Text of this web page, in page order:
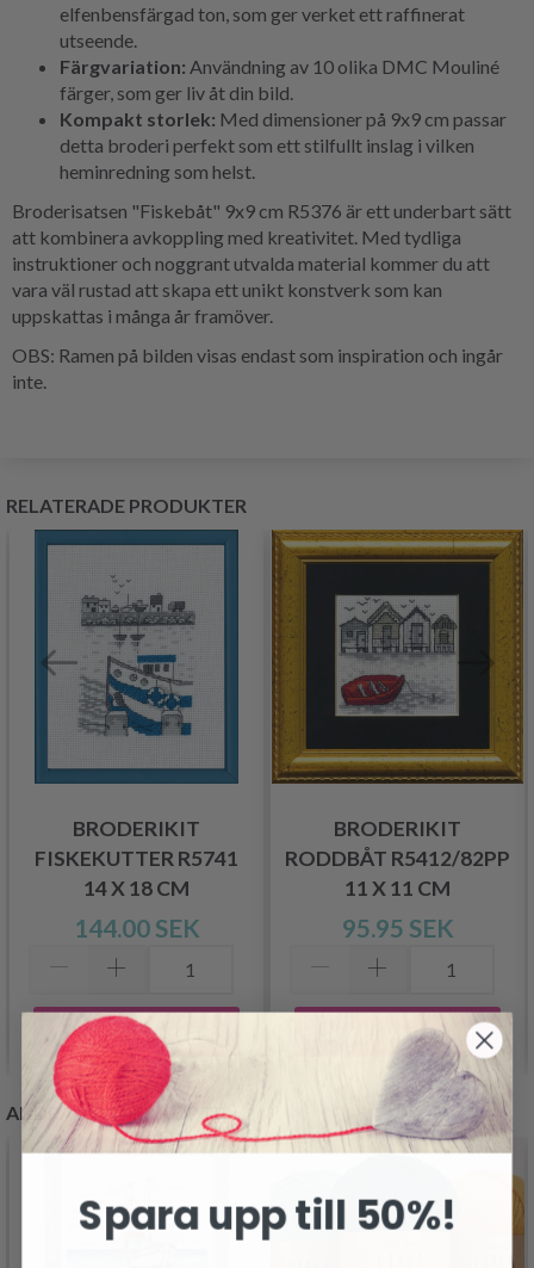
elfenbensfärgad ton, som ger verket ett raffinerat
utseende.
Färgvariation: Användning av 10 olika DMC Mouliné
färger, som ger liv åt din bild.
Kompakt storlek: Med dimensioner på 9x9 cm passar
detta broderi perfekt som ett stilfullt inslag i vilken
heminredning som helst.
Broderisatsen "Fiskebåt" 9x9 cm R5376 är ett underbart sätt
att kombinera avkoppling med kreativitet. Med tydliga
instruktioner och noggrant utvalda material kommer du att
vara väl rustad att skapa ett unikt konstverk som kan
uppskattas i många år framöver.
OBS: Ramen på bilden visas endast som inspiration och ingår
inte.
RELATERADE PRODUKTER
BRODERIKIT
FISKEKUTTER R5741
14 X 18 CM
144.00 SEK
Lägg till varukorgen
BRODERIKIT
RODDBÅT R5412/82PP
11 X 11 CM
95.95 SEK
Lägg till varukorgen
ANDRA KUNDER KÖPTE
Spara upp till 50%!